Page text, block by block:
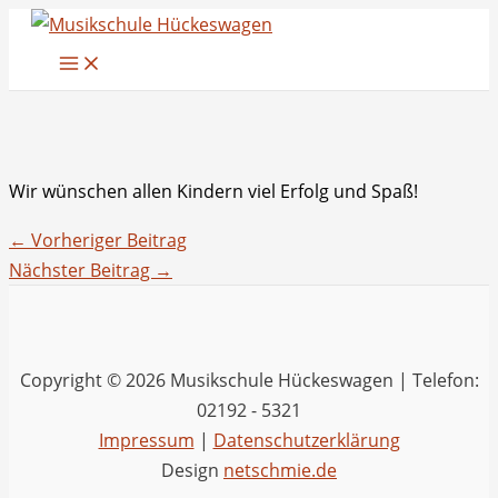
Zum
Wir wünschen allen Kindern viel Erfolg und Spaß!
← Vorheriger Beitrag
Nächster Beitrag →
Copyright © 2026 Musikschule Hückeswagen | Telefon:
02192 - 5321
Impressum | Datenschutzerklärung
Design netschmie.de